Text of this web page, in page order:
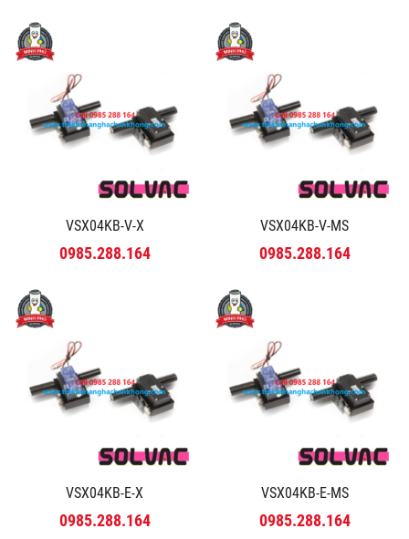
VSX04KB-V-X
0985.288.164
VSX04KB-V-MS
0985.288.164
VSX04KB-E-X
0985.288.164
VSX04KB-E-MS
0985.288.164